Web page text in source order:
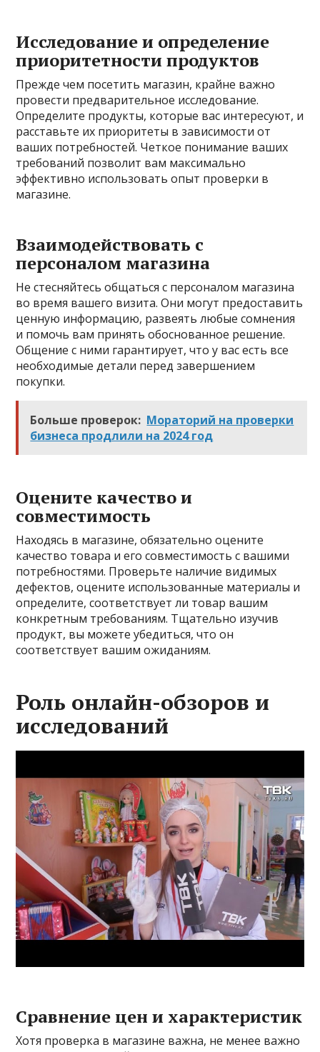
Исследование и определение
приоритетности продуктов
Прежде чем посетить магазин, крайне важно
провести предварительное исследование.
Определите продукты, которые вас интересуют, и
расставьте их приоритеты в зависимости от
ваших потребностей. Четкое понимание ваших
требований позволит вам максимально
эффективно использовать опыт проверки в
магазине.
Взаимодействовать с
персоналом магазина
Не стесняйтесь общаться с персоналом магазина
во время вашего визита. Они могут предоставить
ценную информацию, развеять любые сомнения
и помочь вам принять обоснованное решение.
Общение с ними гарантирует, что у вас есть все
необходимые детали перед завершением
покупки.
Больше проверок: Мораторий на проверки
бизнеса продлили на 2024 год
Оцените качество и
совместимость
Находясь в магазине, обязательно оцените
качество товара и его совместимость с вашими
потребностями. Проверьте наличие видимых
дефектов, оцените использованные материалы и
определите, соответствует ли товар вашим
конкретным требованиям. Тщательно изучив
продукт, вы можете убедиться, что он
соответствует вашим ожиданиям.
Роль онлайн-обзоров и
исследований
Сравнение цен и характеристик
Хотя проверка в магазине важна, не менее важно